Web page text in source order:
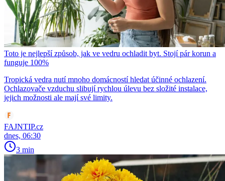
Toto je nejlepší způsob, jak ve vedru ochladit byt. Stojí pár korun a
funguje 100%
Tropická vedra nutí mnoho domácností hledat účinné ochlazení.
Ochlazovače vzduchu slibují rychlou úlevu bez složité instalace,
jejich možnosti ale mají své limity.
FAJNTIP.cz
dnes, 06:30
3 min